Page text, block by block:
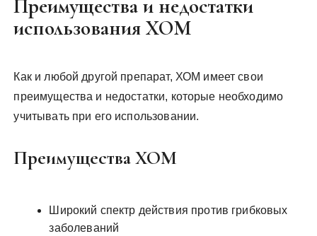
Преимущества и недостатки
использования ХОМ
Как и любой другой препарат, ХОМ имеет свои
преимущества и недостатки, которые необходимо
учитывать при его использовании.
Преимущества ХОМ
Широкий спектр действия против грибковых
заболеваний